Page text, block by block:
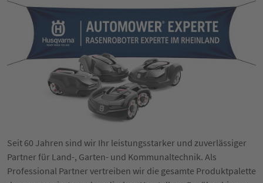
Seit 60 Jahren sind wir Ihr leistungsstarker und zuverlässiger
Partner für Land-, Garten- und Kommunaltechnik. Als
Professional Partner vertreiben wir die gesamte Produktpalette